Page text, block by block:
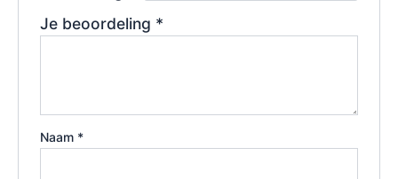
Je beoordeling *
Naam *